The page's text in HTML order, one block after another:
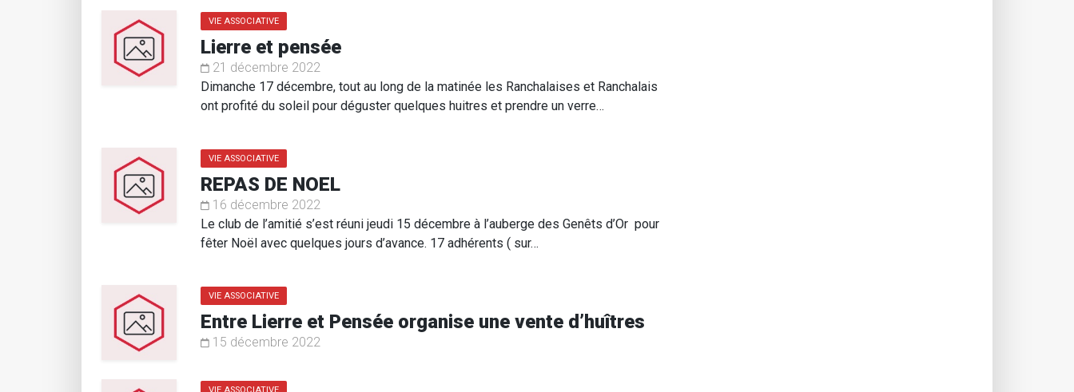
VIE ASSOCIATIVE
Lierre et pensée
21 décembre 2022
Dimanche 17 décembre, tout au long de la matinée les Ranchalaises et Ranchalais
ont profité du soleil pour déguster quelques huitres et prendre un verre…
VIE ASSOCIATIVE
REPAS DE NOEL
16 décembre 2022
Le club de l’amitié s’est réuni jeudi 15 décembre à l’auberge des Genêts d’Or pour
fêter Noël avec quelques jours d’avance. 17 adhérents ( sur…
VIE ASSOCIATIVE
Entre Lierre et Pensée organise une vente d’huîtres
15 décembre 2022